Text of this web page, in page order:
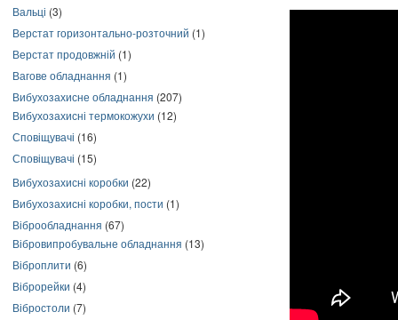
Вальці (3)
Верстат горизонтально-розточний (1)
Верстат продовжній (1)
Вагове обладнання (1)
Вибухозахисне обладнання (207)
Вибухозахисні термокожухи (12)
Сповіщувачі (16)
Сповіщувачі (15)
Вибухозахисні коробки (22)
Вибухозахисні коробки, пости (1)
Віброобладнання (67)
Вібровипробувальне обладнання (13)
Віброплити (6)
Віброрейки (4)
Вібростоли (7)